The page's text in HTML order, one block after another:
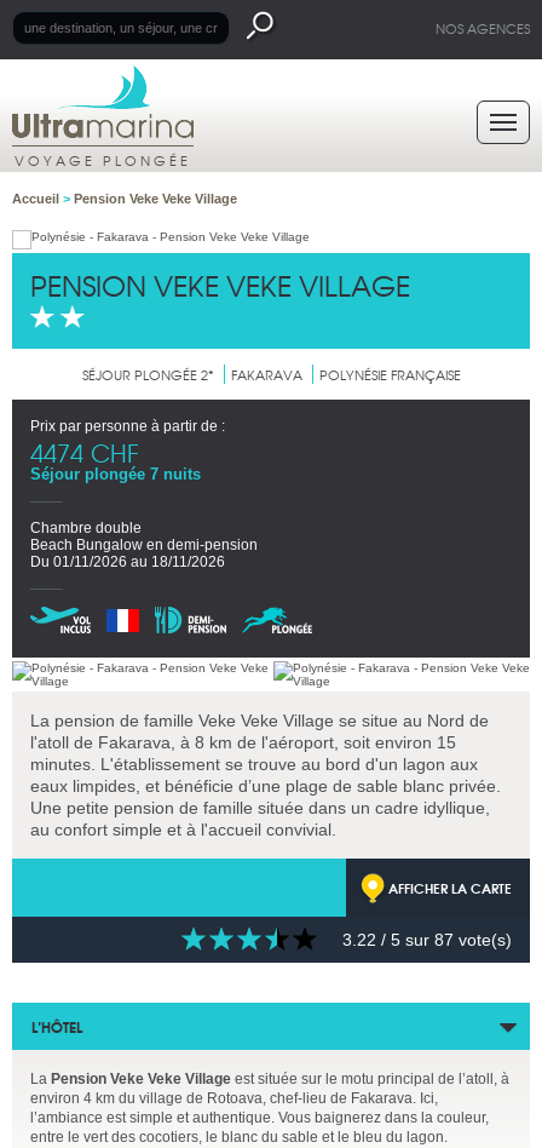
NOS AGENCES
VOYAGE PLONGÉE
Accueil > Pension Veke Veke Village
PENSION VEKE VEKE VILLAGE
SÉJOUR PLONGÉE 2* FAKARAVA POLYNÉSIE FRANÇAISE
Prix par personne à partir de :
4474 CHF
Séjour plongée 7 nuits
Chambre double
Beach Bungalow en demi-pension
Du 01/11/2026 au 18/11/2026
La pension de famille Veke Veke Village se situe au Nord de
l'atoll de Fakarava, à 8 km de l'aéroport, soit environ 15
minutes. L'établissement se trouve au bord d'un lagon aux
eaux limpides, et bénéficie d’une plage de sable blanc privée.
Une petite pension de famille située dans un cadre idyllique,
au confort simple et à l'accueil convivial.
AFFICHER LA CARTE
3.22 / 5 sur 87 vote(s)
L’HÔTEL
La Pension Veke Veke Village est située sur le motu principal de l’atoll, à
environ 4 km du village de Rotoava, chef-lieu de Fakarava. Ici,
l’ambiance est simple et authentique. Vous baignerez dans la couleur,
entre le vert des cocotiers, le blanc du sable et le bleu du lagon.